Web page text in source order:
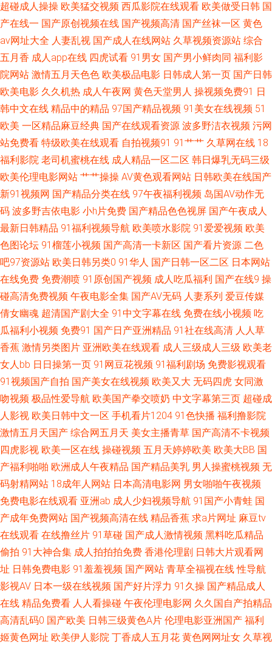
91初夜 天天天肏 美女被插网站 成人午夜精品 宅男爆菊精品在线 日本不卡成
人 激情六月天色综合 www日韩欧美 香蕉视频污 欧美熟妇bbw 黄色国产大全
AV白丝 午夜视频入口 男人和女人操国产 福利视频在线导航 91呦呦在线观看
午夜性福 欧美地址一二三 国产成人传媒熟 91社在线观看 丝袜熟女中文字幕
蜜臀综合91色 岛国片在线播放 97人人在线 午夜另类成人AV 欧美人妻导航
卡 AV国产 亚洲另类五月天 日韩小电影院1区 美女涩涩网站 国产妞干网 97夜
夜夜 午夜福利健美 欧美日韩国产成人 黄色天天干 俺去也激情五月 91传媒色
网站 日韩有码三级 另类激情影院 国产65页 91在线观看 亚州色图20p 青青操
网站 黑丝变态人妖 操人妻11234 18岁已成人看片 午夜AV性 欧美色色资源站
韩国日逼无码 超碰福利社 91成人观看 三级黄色白丝网站 美女午夜影院 国产
国语对白 99超碰碰碰碰碰 亚洲午夜剧场 日本少妇天堂 久久一品熟妇 国产91
在 AV一区二区AV 综合精品系列 日韩日逼网 老司机日日夜夜 国产精品肏屄电
影 超碰69 91啦国产剧情 探花精品系列 欧美性爱天天影院 黄色香蕉视频 91
微拍视频 伊人在线成人av 色色视频自拍首页 欧美本土自拍 黄色小片8848 成
人电影青青草 91在线网站 亚洲毛片网站 色色国产传媒 欧美aa 久艹视屏 国
产精品乱轮 99人人操 一道本高清 日韩色片在线看 免费的瑟瑟的网站 黑丝系
列影音先锋 大香蕉AⅤ 97超碰资源站 亚洲黄页在线看 日韩精品色色网 男人
天堂超碰 海角社区猫先生 大香蕉五月天婷婷 97视频在线91 91av 五月天婷
产 亚洲综合春 熟女a资源 欧洲综合色图 狼友青草园 国产在线91网站 成人无
超碰成人操操 欧美猛交视频 西瓜影院在线观看 欧美做受日韩 国
产在线一 国产原创视频在线 国产视频高清 国产丝袜一区 黄色
av网址大全 人妻乱视 国产成人在线网站 久草视频资源站 综合
五月香 成人app在线 四虎试看 91男女 国产男小鲜肉同 福利影
院网站 激情五月天色色 欧美极品电影 日韩成人第一页 国产日韩
欧美电影 久久机热 成人午夜网 黄色天堂男人 操视频免费91 日
韩中文在线 精品中的精品 97国产精品视频 91美女在线视频 51
欧美 一区精品麻豆经典 国产在线观看资源 波多野洁衣视频 污网
站免费看 特级欧美在线观看 自拍视频91 91艹艹 久草网在线 18
福利影院 老司机蜜桃在线 成人精品一区二区 韩日爆乳无码三级
欧美伦理电影网站 艹艹操操 AV黄色观看网站 日韩欧美在线国产
新91视频网 国产精品分类在线 97午夜福利视频 岛国AV动作无
码 波多野吉依电影 小h片免费 国产精品色色视屏 国产午夜成人
最新日韩精品 91福利视频导航 欧美喷水影院 91爱爱视频 欧美
色图论坛 91榴莲小视频 国产高清一卡新区 国产看片资源 二色
吧97资源站 欧美日韩另类0 91华人 国产日韩一区二区 日本网站
在线免费 免费潮喷 91原创国产视频 成人吃瓜福利 国产在线9 操
碰高清免费视频 午夜电影全集 国产AV无码 人妻系列 爱豆传媒
倩女幽魂 超清国产剧大全 91中文字幕在线 免费在线小视频 吃
瓜福利小视频 免费91 国产日产亚洲精品 91社在线高清 人人草
香蕉 激情另类图片 亚洲欧美在线观看 成人三级成人三级 欧美老
女人bb 日日操第一页 91网豆花视频 91福利剧场 免费影视观看
91视频国产自拍 国产美女在线视频 欧美又大 无码四虎 女同激
吻视频 极品性爱导航 欧美国产拳交喷奶 中文字幕第三页 超碰成
人影视 欧美日韩中文一区 手机看片1204 91色快播 福利撸影院
激情五月天国产 综合网五月天 美女主播青草 国产高清不卡视频
四虎影视 欧美一区在线 操碰视频 五月天婷婷欧美 欧美大BB 国
产福利啪啪 欧洲成人午夜精品 国产精品美乳 男人操蜜桃视频 无
码射精网站 18成年人网站 日本高清电影网 男女啪啪午夜视频
免费电影在线观看 亚洲ab 成人少妇视频导航 91国产小青蛙 国
产成年免费网站 国产视频高清在线 精品香蕉 求a片网址 麻豆tv
在线观看 在线撸丝片 91草碰 国产成人激情视频 黑料吃瓜精品
偷拍 91大神合集 成人拍拍拍免费 香港伦理剧 日韩大片观看网
址 日韩免费电影 91羞羞视频 国产网站 青草全福视在线 性导航
影视AV 日本一级在线视频 国产好片浮力 91久操 国产精品成人
在线 精品免费看 人人看操碰 午夜伦理电影网 久久国自产拍精品
高清乱码0 国产欧美 日韩三级黄色A片 伦理电影亚洲国产 福利
姬黄色网址 欧美伊人影院 丁香成人五月花 黄色网网址女 久草视